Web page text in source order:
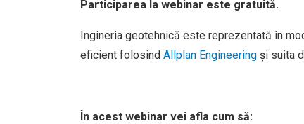
Participarea la webinar este gratuită.
Ingineria geotehnică este reprezentată în
eficient folosind Allplan Engineering și suita
În acest webinar vei afla cum să: